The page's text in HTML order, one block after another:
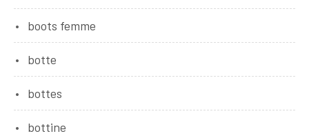
boots femme
botte
bottes
bottine